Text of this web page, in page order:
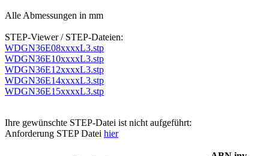
Alle Abmessungen in mm
STEP-Viewer / STEP-Dateien:
WDGN36E08xxxxL3.stp
WDGN36E10xxxxL3.stp
WDGN36E12xxxxL3.stp
WDGN36E14xxxxL3.stp
WDGN36E15xxxxL3.stp
Ihre gewünschte STEP-Datei ist nicht aufgeführt:
Anforderung STEP Datei hier